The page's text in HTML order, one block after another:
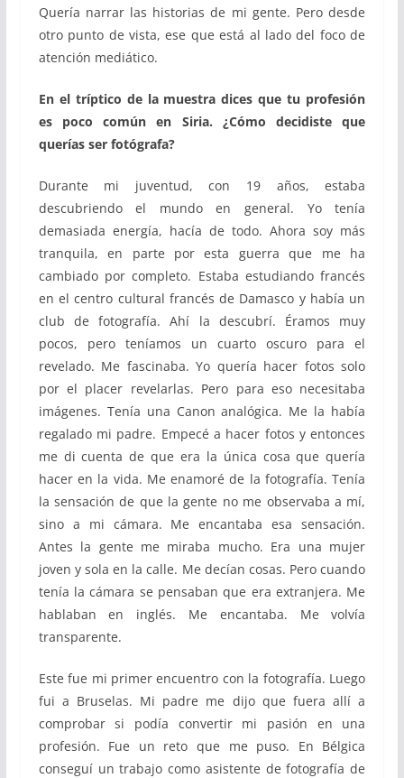
Quería narrar las historias de mi gente. Pero desde
otro punto de vista, ese que está al lado del foco de
atención mediático.
En el tríptico de la muestra dices que tu profesión
es poco común en Siria. ¿Cómo decidiste que
querías ser fotógrafa?
Durante mi juventud, con 19 años, estaba
descubriendo el mundo en general. Yo tenía
demasiada energía, hacía de todo. Ahora soy más
tranquila, en parte por esta guerra que me ha
cambiado por completo. Estaba estudiando francés
en el centro cultural francés de Damasco y había un
club de fotografía. Ahí la descubrí. Éramos muy
pocos, pero teníamos un cuarto oscuro para el
revelado. Me fascinaba. Yo quería hacer fotos solo
por el placer revelarlas. Pero para eso necesitaba
imágenes. Tenía una Canon analógica. Me la había
regalado mi padre. Empecé a hacer fotos y entonces
me di cuenta de que era la única cosa que quería
hacer en la vida. Me enamoré de la fotografía. Tenía
la sensación de que la gente no me observaba a mí,
sino a mi cámara. Me encantaba esa sensación.
Antes la gente me miraba mucho. Era una mujer
joven y sola en la calle. Me decían cosas. Pero cuando
tenía la cámara se pensaban que era extranjera. Me
hablaban en inglés. Me encantaba. Me volvía
transparente.
Este fue mi primer encuentro con la fotografía. Luego
fui a Bruselas. Mi padre me dijo que fuera allí a
comprobar si podía convertir mi pasión en una
profesión. Fue un reto que me puso. En Bélgica
conseguí un trabajo como asistente de fotografía de